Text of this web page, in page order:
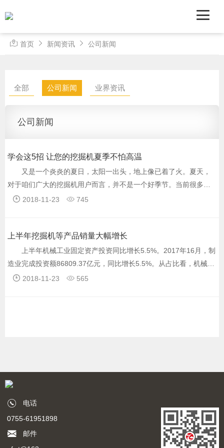
首页 新闻资讯 公司新闻
全部 公司新闻 业界资讯
公司新闻
学会这5招 让您的挖掘机夏季不怕高温
又是一个炎炎的夏日，太阳一出头，地上像已着了火。夏天，
对于咱们广大的挖掘机用户而言，并不是一个好季节。当前很多地
区温度都达到三十多度，有些地区甚至接近四十度，这样的高温无
2018-11-23 745
上半年挖掘机等产品销量大幅增长
上半年机械工业固定资产投资同比增长5.5%。2017年16月，制
造业完成投资额86809.37亿元，同比增长5.5%。从占比看，机械工
业占制造业比重27.05%。7月挖掘机销量同比涨幅101.3%，全年超
2018-11-23 565
电话
0755-61951898
邮件